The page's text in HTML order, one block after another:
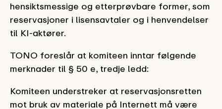
hensiktsmessige og etterprøvbare former, som
reservasjoner i lisensavtaler og i henvendelser
til KI-aktører.
TONO foreslår at komiteen inntar følgende
merknader til § 50 e, tredje ledd:
Komiteen understreker at reservasjonsretten
mot bruk av materiale på Internett må være